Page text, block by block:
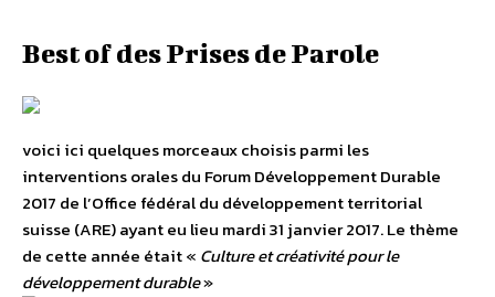
Best of des Prises de Parole
voici ici quelques morceaux choisis parmi les
interventions orales du Forum Développement Durable
2017 de l’Office fédéral du développement territorial
suisse (ARE) ayant eu lieu mardi 31 janvier 2017. Le thème
de cette année était « Culture et créativité pour le
développement durable»